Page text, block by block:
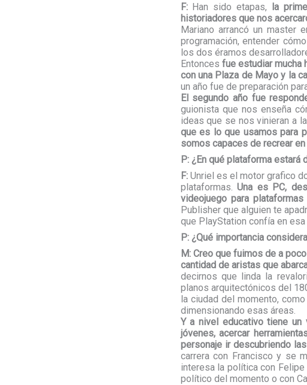
F:Han sido etapas, la
historiadores que nos
Mariano arrancó un master
programación, entender
los dos éramos
Entonces fue estudiar mucha
con una Plaza de Mayo y la
un año fue de preparación
El segundo año fue
guionista que nos enseña
ideas que se nos vinieran a
que es lo que usamos para
somos capaces de recrear
P: ¿En qué plataforma estará
F:Unriel es el motor grafico
plataformas.Una es PC,
videojuego para
Publisher que alguien te
que PlayStation confía en esa
P: ¿Qué importancia
M: Creo que fuimos de a
cantidad de aristas que
decirnos que linda la
planos arquitectónicos del
la ciudad del momento,
dimensionando esas áreas.
Y a nivel educativo tiene
jóvenes, acercar
personaje ir descubriendo
carrera con Francisco y se
interesa la política con
político del momento o con